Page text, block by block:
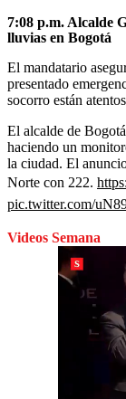
7:08 p.m. Alcalde
lluvias en Bogotá
El mandatario
presentado
socorro están
El alcalde de
haciendo un
la ciudad. El
Norte con 222.
pic.twitter.com/
Videos Semana